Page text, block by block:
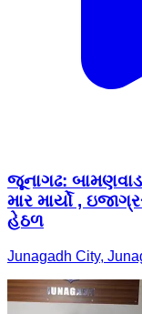
જૂનાગઢ: બામણવાડા
માર માર્યો ,
હેઠળ
Junagadh City,